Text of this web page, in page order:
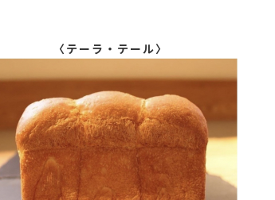
〈テーラ・テール〉